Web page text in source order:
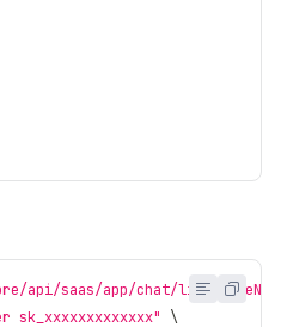
api/saas/app/chat/
sk_xxxxxxxxxxxxx"
\